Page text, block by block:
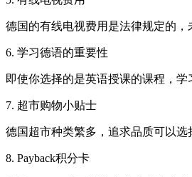
德国的有线电视费用是法律规定的
6. 学习德语的重要性
即使你选择的是英语授课的课程，
7. 超市购物小贴士
德国超市种类繁多，追求品质可以选
8. Payback积分卡